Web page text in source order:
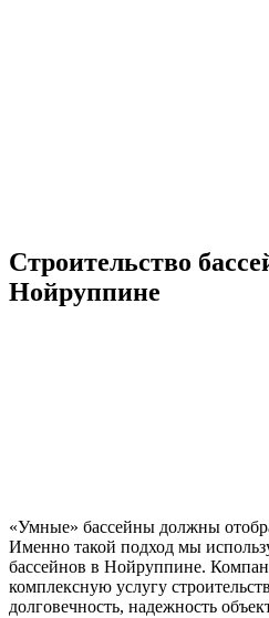
Строительство
Нойруппине
«Умные» бассейны должны
Именно такой подход мы
бассейнов в Нойруппине.
комплексную услугу
долговечность, надежность